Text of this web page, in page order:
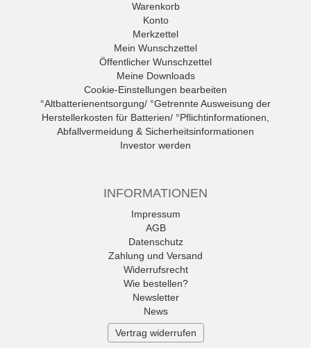
Warenkorb
Konto
Merkzettel
Mein Wunschzettel
Öffentlicher Wunschzettel
Meine Downloads
Cookie-Einstellungen bearbeiten
°Altbatterienentsorgung/ °Getrennte Ausweisung der
Herstellerkosten für Batterien/ °Pflichtinformationen,
Abfallvermeidung & Sicherheitsinformationen
Investor werden
INFORMATIONEN
Impressum
AGB
Datenschutz
Zahlung und Versand
Widerrufsrecht
Wie bestellen?
Newsletter
News
Vertrag widerrufen